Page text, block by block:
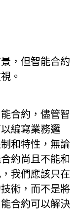
，但智能合約
。
合約，儘管智
編寫業務邏
和特性，無論
約尚且不能和
我們應該只在
術，而不是將
合約可以解決